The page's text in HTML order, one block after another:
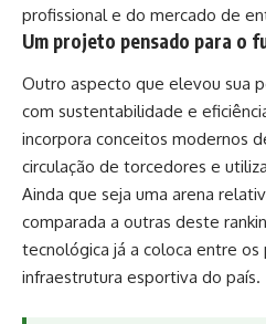
profissional e do mercado de
Um projeto pensado para o
Outro aspecto que elevou sua
com sustentabilidade e
incorpora conceitos modernos
circulação de torcedores e
Ainda que seja uma arena
comparada a outras deste
tecnológica já a coloca entre
infraestrutura esportiva do país.